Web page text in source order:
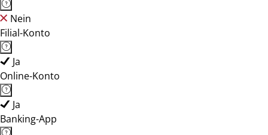
Nein
Filial-Konto
Ja
Online-Konto
Ja
Banking-App